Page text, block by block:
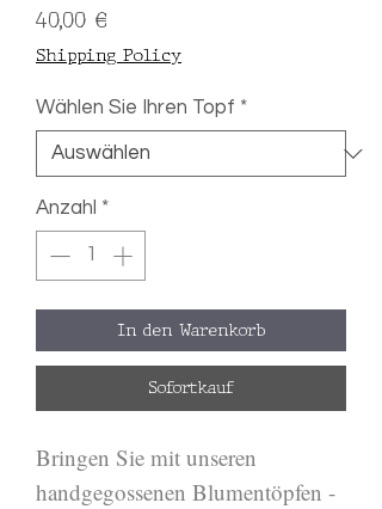
40,00 €
Shipping Policy
Wählen Sie Ihren Topf *
Anzahl *
In den Warenkorb
Sofortkauf
Bringen Sie mit unseren
handgegossenen Blumentöpfen -